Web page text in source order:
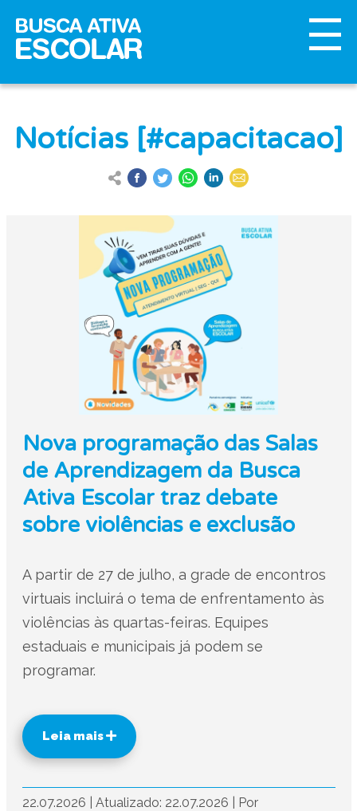
Notícias [#capacitacao]
Nova programação das Salas
de Aprendizagem da Busca
Ativa Escolar traz debate
sobre violências e exclusão
A partir de 27 de julho, a grade de encontros
virtuais incluirá o tema de enfrentamento às
violências às quartas-feiras. Equipes
estaduais e municipais já podem se
programar.
Leia mais
22.07.2026 Atualizado: 22.07.2026
Por